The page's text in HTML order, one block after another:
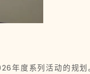
年度系列活动的规